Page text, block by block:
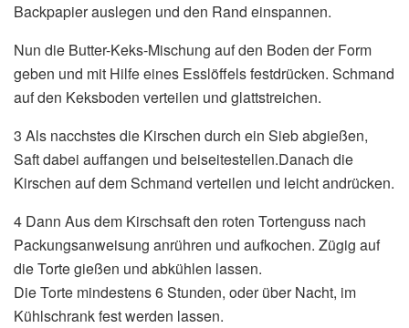
Backpapier auslegen und den Rand einspannen.
Nun die Butter-Keks-Mischung auf den Boden der Form
geben und mit Hilfe eines Esslöffels festdrücken. Schmand
auf den Keksboden verteilen und glattstreichen.
3 Als nacchstes die Kirschen durch ein Sieb abgießen,
Saft dabei auffangen und beiseitestellen.Danach die
Kirschen auf dem Schmand verteilen und leicht andrücken.
4 Dann Aus dem Kirschsaft den roten Tortenguss nach
Packungsanweisung anrühren und aufkochen. Zügig auf
die Torte gießen und abkühlen lassen.
Die Torte mindestens 6 Stunden, oder über Nacht, im
Kühlschrank fest werden lassen.